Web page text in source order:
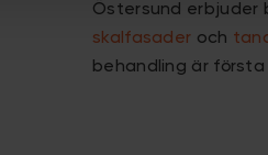
Östersund erbjuder
skalfasader och
behandling är